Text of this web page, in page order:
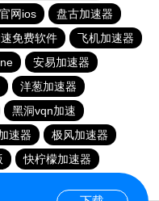
网ios
盘古加速器
免费软件
飞机加速器
安易加速器
洋葱加速器
黑洞vqn加速
速器
极风加速器
快柠檬加速器